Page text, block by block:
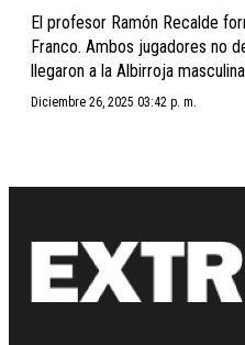
El profesor Ramón Recalde
Franco. Ambos jugadores no
llegaron a la Albirroja
Diciembre 26, 2025 03:42 p. m.